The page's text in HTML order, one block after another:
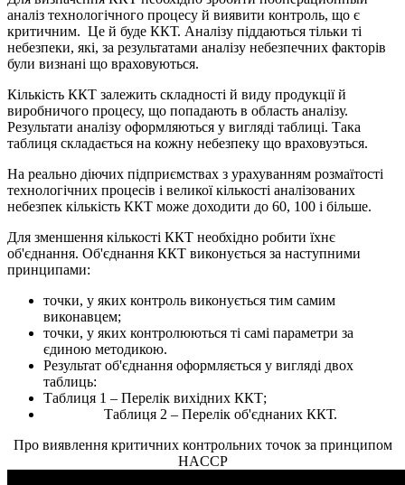
аналіз технологічного процесу й виявити контроль, що є
критичним. Це й буде ККТ. Аналізу піддаються тільки ті
небезпеки, які, за результатами аналізу небезпечних факторів
були визнані що враховуються.
Кількість ККТ залежить складності й виду продукції й
виробничого процесу, що попадають в область аналізу.
Результати аналізу оформляються у вигляді таблиці. Така
таблиця складається на кожну небезпеку що враховуэться.
На реально діючих підприємствах з урахуванням розмаїтості
технологічних процесів і великої кількості аналізованих
небезпек кількість ККТ може доходити до 60, 100 і більше.
Для зменшення кількості ККТ необхідно робити їхнє
об'єднання. Об'єднання ККТ виконується за наступними
принципами:
точки, у яких контроль виконується тим самим
виконавцем;
точки, у яких контролюються ті самі параметри за
єдиною методикою.
Результат об'єднання оформляється у вигляді двох
таблиць:
Таблиця 1 – Перелік вихідних ККТ;
Таблиця 2 – Перелік об'єднаних ККТ.
Про виявлення критичних контрольних точок за принципом
HACCP